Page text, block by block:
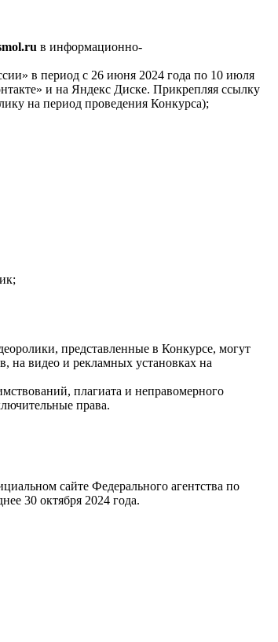
в информационно-
в период с 26 июня 2024 года по 10 июля
и на Яндекс Диске. Прикрепляя ссылку
на период проведения Конкурса);
представленные в Конкурсе, могут
на видео и рекламных установках на
плагиата и неправомерного
права.
сайте Федерального агентства по
30 октября 2024 года.